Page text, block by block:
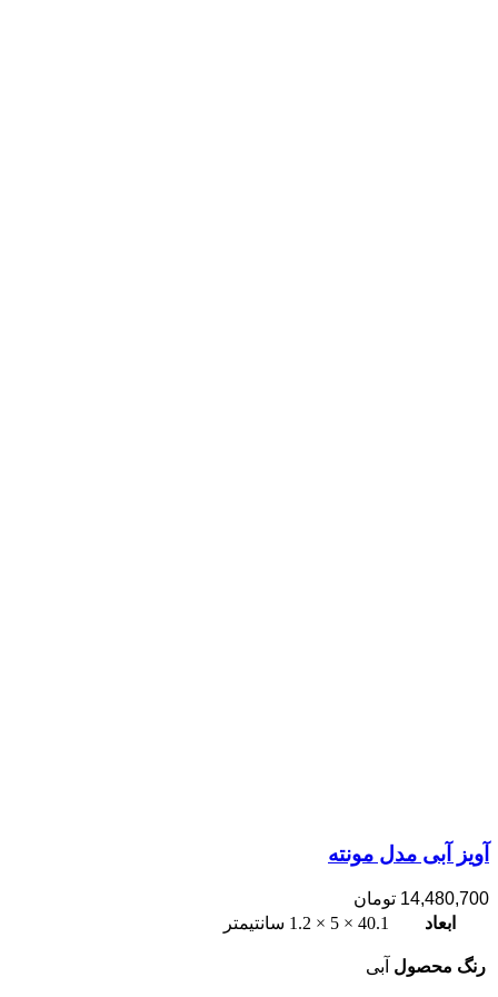
آویز آبی مدل مونته
14,480,700 تومان
ابعاد
40.1 × 5 × 1.2 سانتیمتر
رنگ محصول آبی